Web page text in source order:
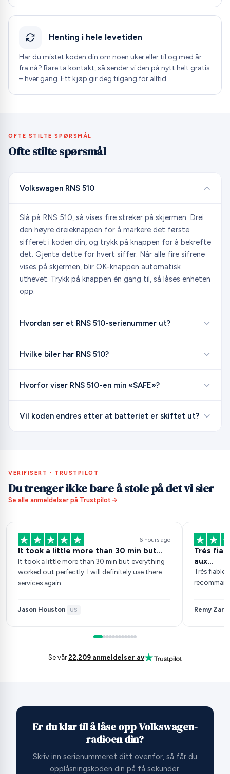
Henting i hele levetiden
Har du mistet koden din om noen uker eller til og med år
fra nå? Bare ta kontakt, så sender vi den på nytt helt gratis
– hver gang. Ett kjøp gir deg tilgang for alltid.
OFTE STILTE SPØRSMÅL
Ofte stilte spørsmål
Volkswagen RNS 510
Slå på RNS 510, så vises fire streker på skjermen. Drei
den høyre dreieknappen for å markere det første
sifferet i koden din, og trykk på knappen for å bekrefte
det. Gjenta dette for hvert siffer. Når alle fire sifrene
vises på skjermen, blir OK-knappen automatisk
uthevet. Trykk på knappen én gang til, så låses enheten
opp.
Hvordan ser et RNS 510-serienummer ut?
Hvilke biler har RNS 510?
Hvorfor viser RNS 510-en min «SAFE»?
Vil koden endres etter at batteriet er skiftet ut?
VERIFISERT · TRUSTPILOT
Du trenger ikke bare å stole på det vi sier
Se alle anmeldelser på Trustpilot
6 hours ago
It took a little more than 30 min but…
It took a little more than 30 min but everything
worked out perfectly. I will definitely use there
services again
Jason Houston· US
Trés
aux…
Trés fiable
Remy Zarb
Se vår22,209 anmeldelser av
Er du klar til å låse opp Volkswagen-
radioen din?
Skriv inn serienummeret ditt ovenfor, så får du
opplåsningskoden din på få sekunder.